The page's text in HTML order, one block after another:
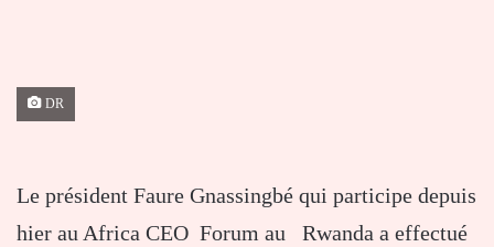
DR
Le président Faure Gnassingbé qui participe depuis
hier au Africa CEO Forum au Rwanda a effectué